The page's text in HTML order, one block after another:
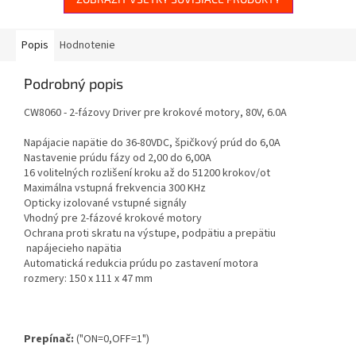
Popis Hodnotenie
Podrobný popis
CW8060 - 2-fázovy Driver pre krokové motory, 80V, 6.0A
Napájacie napätie do 36-80VDC, špičkový prúd do 6,0A
Nastavenie prúdu fázy od 2,00 do 6,00A
16 volitelných rozlišení kroku až do 51200 krokov/ot
Maximálna vstupná frekvencia 300 KHz
Opticky izolované vstupné signály
Vhodný pre 2-fázové krokové motory
Ochrana proti skratu na výstupe, podpätiu a prepätiu
napájecieho napätia
Automatická redukcia prúdu po zastavení motora
rozmery: 150 x 111 x 47 mm
Prepínač: ("ON=0,OFF=1")